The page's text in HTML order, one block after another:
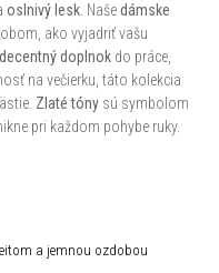
oslnivý lesk . Našedámske
ako vyjadriť vašu
decentný doplnok do práce,
na večierku, táto kolekcia
Zlaté tóny sú symbolom
pri každom pohybe ruky.
a jemnou ozdobou